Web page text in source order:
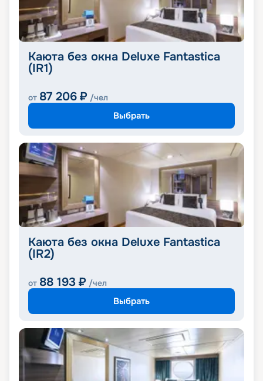
Каюта без окна Deluxe Fantastica
(IR1)
от 87 206 ₽ /чел
Выбрать
Каюта без окна Deluxe Fantastica
(IR2)
от 88 193 ₽ /чел
Выбрать